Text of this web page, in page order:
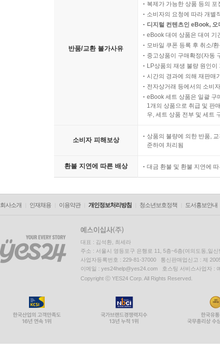
반품/교환 불가사유
복제가 가능한 상품 등의
소비자의 요청에 따라 개별
디지털 컨텐츠인 eBook,
eBook 대여 상품은 대여 기
모바일 쿠폰 등록 후 취소/
중고상품이 구매확정(자동
LP상품의 재생 불량 원인
시간의 경과에 의해 재판매
전자상거래 등에서의 소비
eBook 세트 상품은 일괄 구
1개의 상품으로 취급 및 판
우, 세트 상품 전부 및 세트
소비자 피해보상
상품의 불량에 의한 반품,
준하여 처리됨
환불 지연에 따른 배상 대금 환불 및 환불 지연에
회사소개 인재채용 이용약관 개인정보처리방침 청소년보호정책 도서홍보안내
대표 : 김석환, 최세라
주소 : 서울시 영등포구 은행로 11, 5층~6층(여의도동,일신
사업자등록번호 : 229-81-37000 통신판매업신고 : 제
이메일 : yes24help@yes24.com 호스팅 서비스사업자 :
Copyright ⓒ YES24 Corp. All Rights Reserved.